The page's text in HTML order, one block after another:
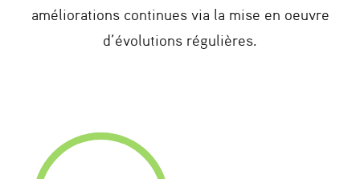
améliorations continues via la mise en oeuvre
d’évolutions régulières.